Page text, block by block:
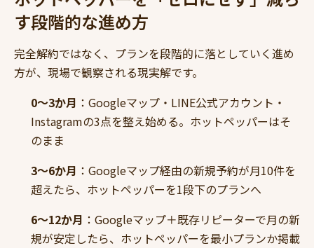
す段階的な進め方
完全解約ではなく、プランを段階的に落としていく進め
方が、現場で観察される現実解です。
0〜3か月 ：Googleマップ・LINE公式アカウント・
Instagramの3点を整え始める。ホットペッパーはそ
のまま
3〜6か月 ：Googleマップ経由の新規予約が月10件を
超えたら、ホットペッパーを1段下のプランへ
6〜12か月 ：Googleマップ＋既存リピーターで月の新
規が安定したら、ホットペッパーを最小プランか掲載